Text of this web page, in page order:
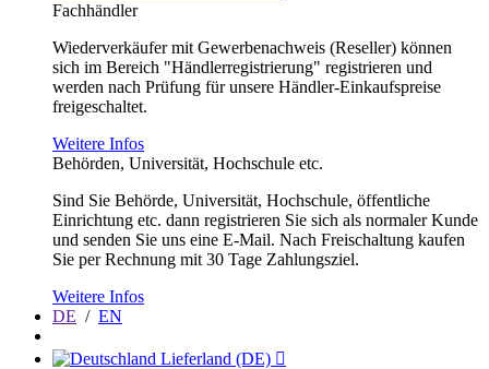
Fachhändler
Wiederverkäufer mit Gewerbenachweis (Reseller) können
sich im Bereich "Händlerregistrierung" registrieren und
werden nach Prüfung für unsere Händler-Einkaufspreise
freigeschaltet.
Weitere Infos
Behörden, Universität, Hochschule etc.
Sind Sie Behörde, Universität, Hochschule, öffentliche
Einrichtung etc. dann registrieren Sie sich als normaler Kunde
und senden Sie uns eine E-Mail. Nach Freischaltung kaufen
Sie per Rechnung mit 30 Tage Zahlungsziel.
Weitere Infos
DE / EN
Lieferland (DE) 